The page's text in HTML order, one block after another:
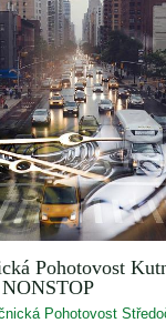
Pohotovost
Pohotovost